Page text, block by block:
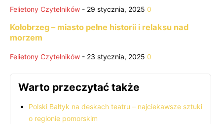
Felietony Czytelników - 29 stycznia, 2025 0
Kołobrzeg – miasto pełne historii i relaksu nad
morzem
Felietony Czytelników - 23 stycznia, 2025 0
Warto przeczytać także
Polski Bałtyk na deskach teatru – najciekawsze sztuki
o regionie pomorskim